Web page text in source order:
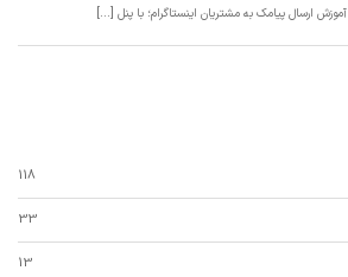
آموزش ارسال پیامک به مشتریان اینستاگرام؛ با پنل [...]
118
33
13